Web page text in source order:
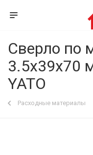
Сверло по
3.5х39х70
YATO
Расходные материалы